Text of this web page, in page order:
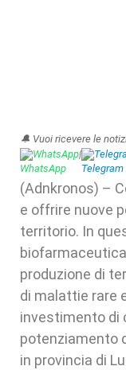
🔔 Vuoi ricevere le
WhatsApp|
(Adnkronos) –
e offrire nuove
territorio. In
produzione di
di malattie rare
investimento di
potenziamento
in provincia di